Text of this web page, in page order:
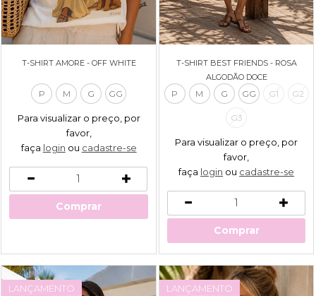
T-SHIRT AMORE - OFF WHITE
P M G GG
Para visualizar o preço, por
favor,
faça login ou cadastre-se
Comprar
T-SHIRT BEST FRIENDS - ROSA
ALGODÃO DOCE
P M G GG G1 G2
G3
Para visualizar o preço, por
favor,
faça login ou cadastre-se
Comprar
LANÇAMENTO LANÇAMENTO